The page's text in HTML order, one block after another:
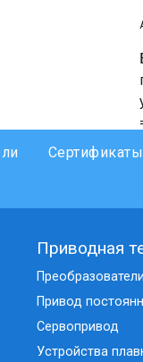
Сертификаты
Приводная
Привод
Сервопривод
Устройства